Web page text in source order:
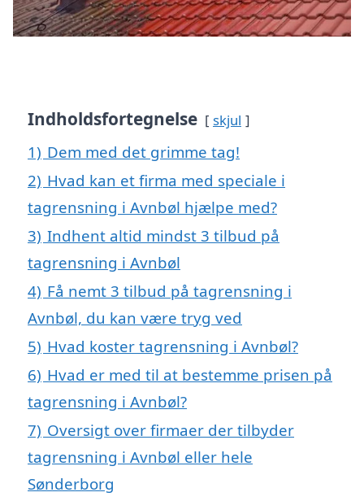
Indholdsfortegnelse skjul
1) Dem med det grimme tag!
2) Hvad kan et firma med speciale i
tagrensning i Avnbøl hjælpe med?
3) Indhent altid mindst 3 tilbud på
tagrensning i Avnbøl
4) Få nemt 3 tilbud på tagrensning i
Avnbøl, du kan være tryg ved
5) Hvad koster tagrensning i Avnbøl?
6) Hvad er med til at bestemme prisen på
tagrensning i Avnbøl?
7) Oversigt over firmaer der tilbyder
tagrensning i Avnbøl eller hele
Sønderborg